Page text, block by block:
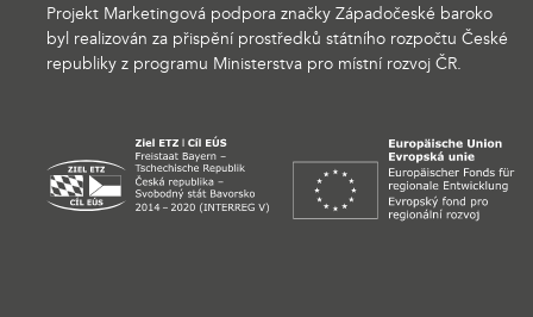
Projekt Marketingová podpora značky Západočeské baroko
byl realizován za přispění prostředků státního rozpočtu České
republiky z programu Ministerstva pro místní rozvoj ČR.